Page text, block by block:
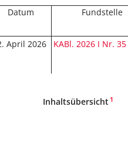
Datum Fundstelle
April 2026 KABl. 2026 I Nr. 35
Inhaltsübersicht 1